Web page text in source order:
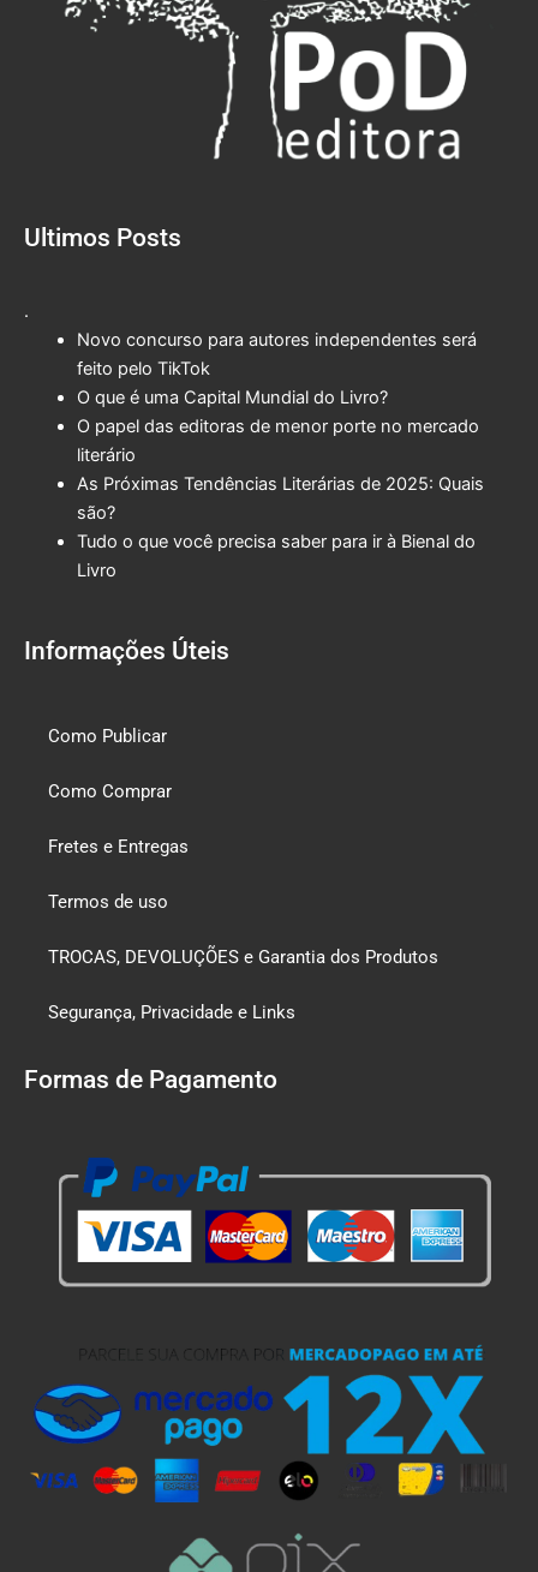
Ultimos Posts
.
Novo concurso para autores independentes será
feito pelo TikTok
O que é uma Capital Mundial do Livro?
O papel das editoras de menor porte no mercado
literário
As Próximas Tendências Literárias de 2025: Quais
são?
Tudo o que você precisa saber para ir à Bienal do
Livro
Informações Úteis
Como Publicar
Como Comprar
Fretes e Entregas
Termos de uso
TROCAS, DEVOLUÇÕES e Garantia dos Produtos
Segurança, Privacidade e Links
Formas de Pagamento